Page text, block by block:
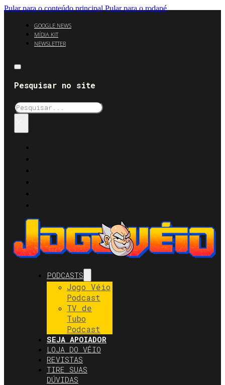
Pular para o conteúdo principal Pular para o rodapé
GOOGLE NEWS
MÍDIA KIT
NEWSLETTER
Pesquisar no site
Pesquisar
PODCASTS
Jogo Véio
Podcast
TV de
Tubo
Podcast
SEJA APOIADOR
LOJA DO VÉIO
REVISTAS
TIRE SUAS
DÚVIDAS